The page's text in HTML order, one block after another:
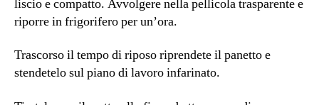
liscio e compatto. Avvolgere nella pellicola trasparente e
riporre in frigorifero per un’ora.
Trascorso il tempo di riposo riprendete il panetto e
stendetelo sul piano di lavoro infarinato.